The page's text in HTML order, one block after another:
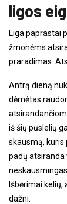
ligos
Liga paprastai
žmonėms
praradimas.
Antrą dieną
dėmėtas
iš šių pūslelių
skausmą, kuris
padų atsiranda
Išbėrimai
dažni.